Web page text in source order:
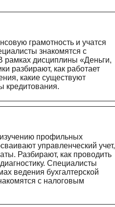
грамотность и учатся
знакомятся с
рамках дисциплины «‎Деньги,
разбирают, как работает
какие существуют
кредитования.
профильных
управленческий учет,
Разбирают, как проводить
Специалисты
ведения бухгалтерской
с налоговым